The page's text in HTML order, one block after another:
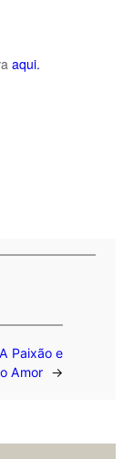
aqui.
A Paixão e
o Amor
→